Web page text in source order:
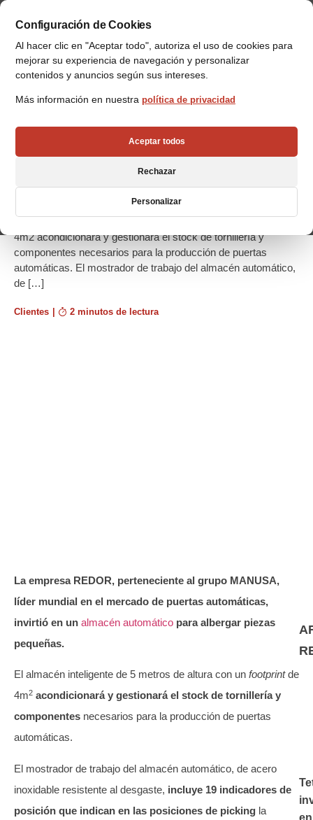
Configuración de Cookies
Al hacer clic en "Aceptar todo", autoriza el uso de cookies para
mejorar su experiencia de navegación y personalizar
contenidos y anuncios según sus intereses.
Más información en nuestra política de privacidad
Aceptar todos
Rechazar
Personalizar
logística con un almacén
automático VRC
La empresa REDOR, perteneciente al grupo MANUSA, líder
mundial en el mercado de puertas automáticas, invirtió en
un almacén automático para albergar piezas pequeñas. El
4m2 acondicionará y gestionará el stock de tornillería y
componentes necesarios para la producción de puertas
automáticas. El mostrador de trabajo del almacén automático,
de […]
Clientes 2 minutos de lectura
La empresa REDOR, perteneciente al grupo MANUSA,
líder mundial en el mercado de puertas automáticas,
invirtió en un almacén automático para albergar piezas
pequeñas.
El almacén inteligente de 5 metros de altura con un footprintde
4m2 acondicionará y gestionará el stock de tornillería y
componentes necesarios para la producción de puertas
automáticas.
El mostrador de trabajo del almacén automático, de acero
inoxidable resistente al desgaste, incluye 19 indicadores de
posición que indican en las posiciones de picking la
en